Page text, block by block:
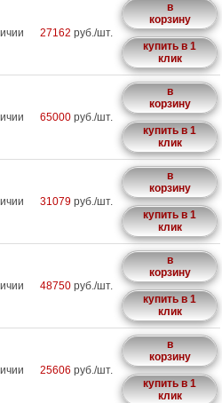
27162 руб./шт.
в
корзину
купить в 1
клик
65000 руб./шт.
в
корзину
купить в 1
клик
31079 руб./шт.
в
корзину
купить в 1
клик
48750 руб./шт.
в
корзину
купить в 1
клик
25606 руб./шт.
в
корзину
купить в 1
клик